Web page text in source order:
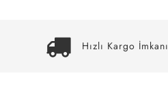
Hızlı Kargo İmkanı